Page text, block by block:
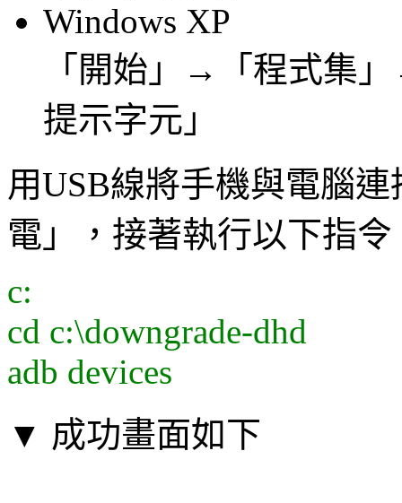
Windows XP
「開始」→「程式集
提示字元」
用USB線將手機與電腦
電」，接著執行以下指令
c:
cd c:\downgrade-dhd
adb devices
▼ 成功畫面如下